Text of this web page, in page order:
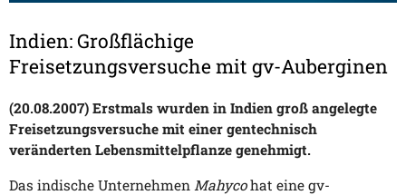
Indien: Großflächige
Freisetzungsversuche mit gv-Auberginen
(20.08.2007) Erstmals wurden in Indien groß angelegte
Freisetzungsversuche mit einer gentechnisch
veränderten Lebensmittelpflanze genehmigt.
Das indische Unternehmen Mahycohat eine gv-